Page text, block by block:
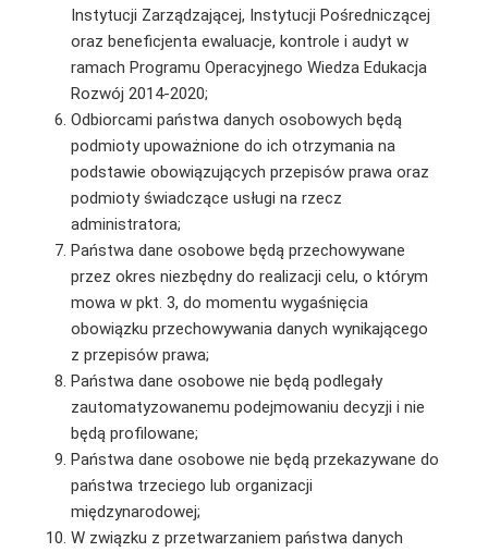
Instytucji Zarządzającej, Instytucji Pośredniczącej
oraz beneficjenta ewaluacje, kontrole i audyt w
ramach Programu Operacyjnego Wiedza Edukacja
Rozwój 2014-2020;
Odbiorcami państwa danych osobowych będą
podmioty upoważnione do ich otrzymania na
podstawie obowiązujących przepisów prawa oraz
podmioty świadczące usługi na rzecz
administratora;
Państwa dane osobowe będą przechowywane
przez okres niezbędny do realizacji celu, o którym
mowa w pkt. 3, do momentu wygaśnięcia
obowiązku przechowywania danych wynikającego
z przepisów prawa;
Państwa dane osobowe nie będą podlegały
zautomatyzowanemu podejmowaniu decyzji i nie
będą profilowane;
Państwa dane osobowe nie będą przekazywane do
państwa trzeciego lub organizacji
międzynarodowej;
W związku z przetwarzaniem państwa danych